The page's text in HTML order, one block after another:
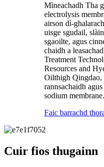
Mìneachadh Tha
electrolysis
airson dì-
uisge sgudail,
sgaoilte, agus
chaidh a
Treatment
Resources and
Oilthigh Qingdao,
rannsachaidh
sodium
Faic barrachd
Cuir fios thugainn